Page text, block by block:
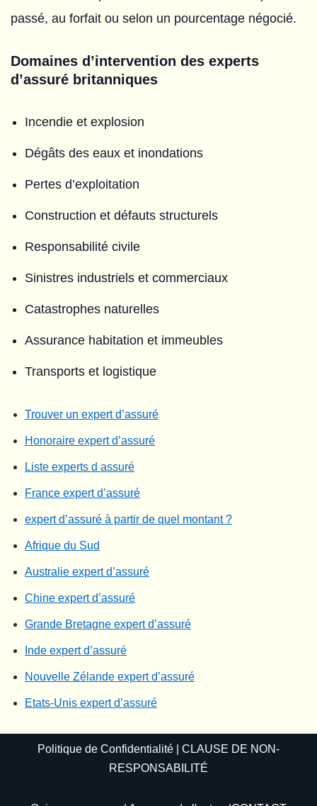
passé, au forfait ou selon un pourcentage négocié.
Domaines d’intervention des experts
d’assuré britanniques
Incendie et explosion
Dégâts des eaux et inondations
Pertes d’exploitation
Construction et défauts structurels
Responsabilité civile
Sinistres industriels et commerciaux
Catastrophes naturelles
Assurance habitation et immeubles
Transports et logistique
Trouver un expert d’assuré
Honoraire expert d’assuré
Liste experts d assuré
France expert d’assuré
expert d’assuré à partir de quel montant ?
Afrique du Sud
Australie expert d’assuré
Chine expert d’assuré
Grande Bretagne expert d’assuré
Inde expert d’assuré
Nouvelle Zélande expert d’assuré
Etats-Unis expert d’assuré
Politique de Confidentialité
CLAUSE DE NON-
RESPONSABILITÉ